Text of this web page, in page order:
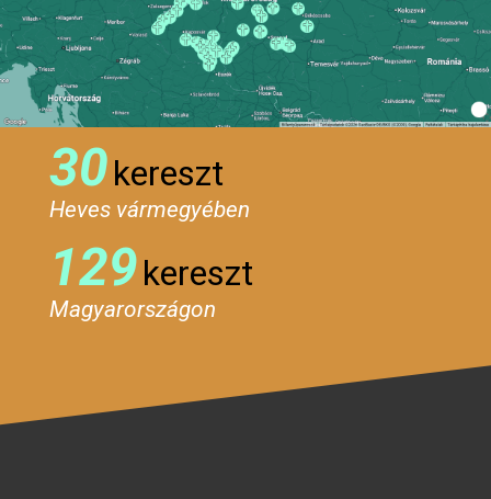
30kereszt
Heves vármegyében
129kereszt
Magyarországon